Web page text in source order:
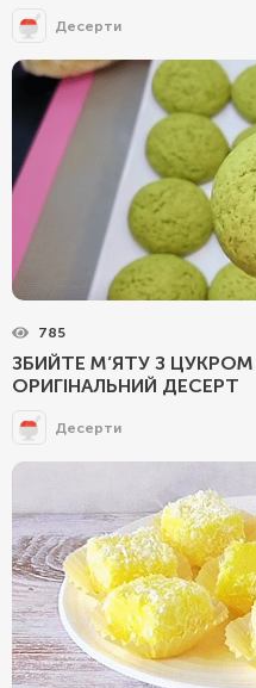
Десерти
785
ЗБИЙТЕ М’ЯТУ З
ОРИГІНАЛЬНИЙ ДЕСЕРТ
Десерти